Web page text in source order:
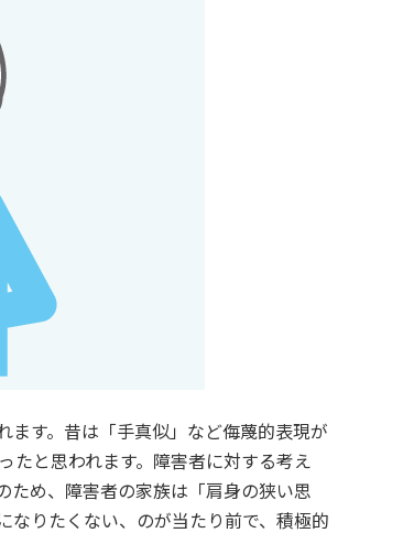
ます。昔は「手真似」など侮蔑的表現が
たと思われます。障害者に対する考え
ため、障害者の家族は「肩身の狭い思
なりたくない、のが当たり前で、積極的